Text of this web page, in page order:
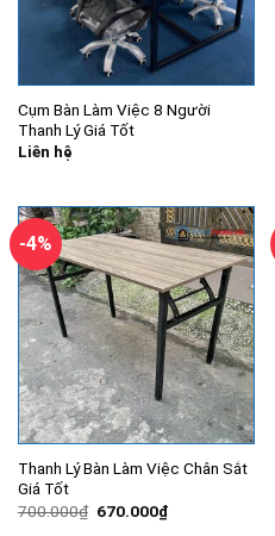
Cụm Bàn Làm Việc 8 Người
Thanh Lý Giá Tốt
Liên hệ
-4%
Thanh Lý Bàn Làm Việc Chân Sắt
Giá Tốt
700.000₫ Giá
670.000₫Giá
hiện